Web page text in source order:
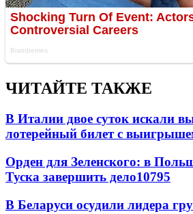
ЧИТАЙТЕ ТАКЖЕ
В Италии двое суток искали
лотерейный билет с
Орден для Зеленского: в
Туска завершить дело10795
В Беларуси осудили лидера